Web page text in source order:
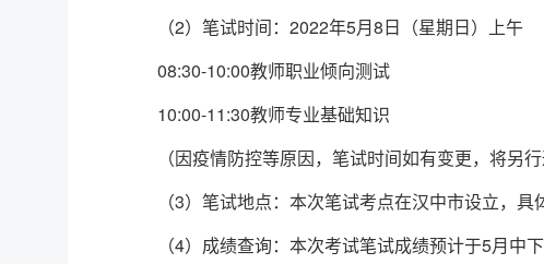
（2）笔试时间：2022年5月8日（星期日）上午
08:30-10:00教师职业倾向测试
10:00-11:30教师专业基础知识
（因疫情防控等原因，笔试时间如有变更，将另行
（3）笔试地点：本次笔试考点在汉中市设立，具
（4）成绩查询：本次考试笔试成绩预计于5月中